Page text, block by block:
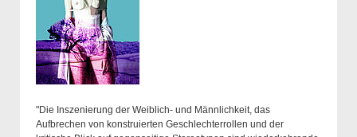
"Die Inszenierung der Weiblich- und Männlichkeit, das
Aufbrechen von konstruierten Geschlechterrollen und der